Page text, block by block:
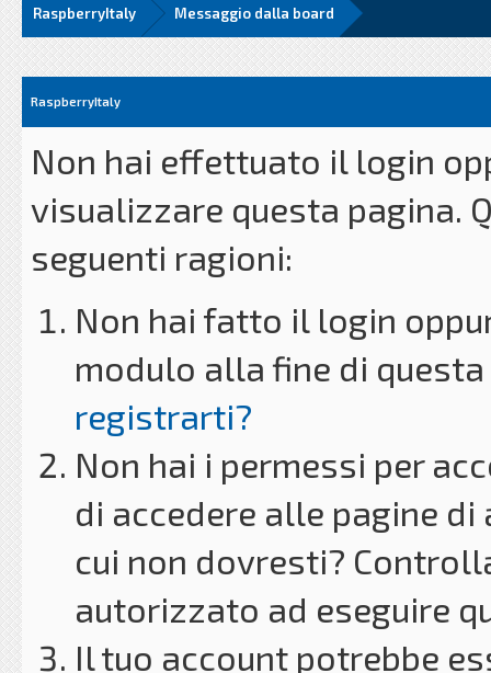
RaspberryItaly Messaggio dalla board
RaspberryItaly
Non hai effettuato il login
visualizzare questa pagina.
seguenti ragioni:
Non hai fatto il login
modulo alla fine di
registrarti?
Non hai i permessi per
di accedere alle pagine
cui non dovresti?
autorizzato ad eseguire
Il tuo account potrebbe